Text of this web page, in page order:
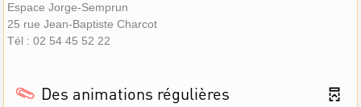
Espace Jorge-Semprun
25 rue Jean-Baptiste Charcot
Tél : 02 54 45 52 22
Des animations régulières